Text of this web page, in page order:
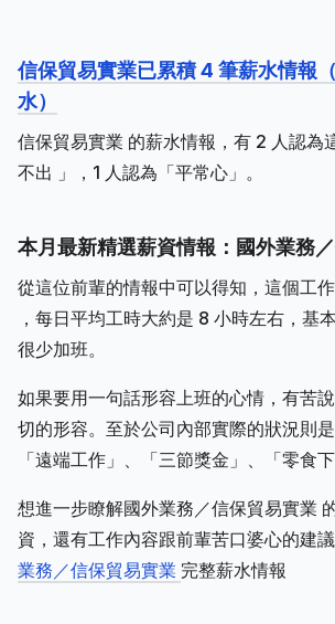
信保貿易實業已累積 4 筆薪水情報
水）
信保貿易實業 的薪水情報，有 2 人認為
不出 」，1 人認為「平常心」。
本月最新精選薪資情報：國外業務
從這位前輩的情報中可以得知，這個工
，每日平均工時大約是 8 小時左右，基
很少加班。
如果要用一句話形容上班的心情，有苦
切的形容。至於公司內部實際的狀況則是
「遠端工作」、「三節獎金」、「零食下
想進一步瞭解國外業務／信保貿易實業
資，還有工作內容跟前輩苦口婆心的建
業務／信保貿易實業 完整薪水情報